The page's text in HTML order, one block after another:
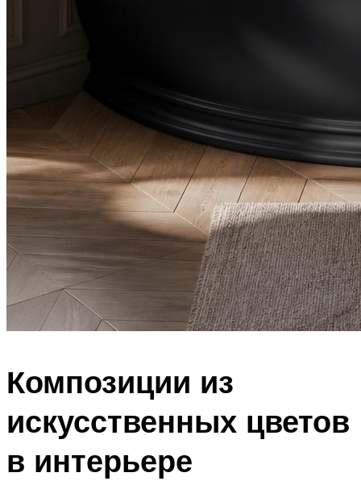
Композиции из
искусственных цветов
в интерьере